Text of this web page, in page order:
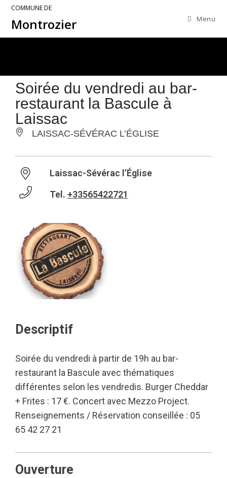
COMMUNE DE
Montrozier Menu
Soirée du vendredi au bar-
restaurant la Bascule à
Laissac
LAISSAC-SÉVÉRAC L’ÉGLISE
Laissac-Sévérac l’Église
Tel. +33565422721
Descriptif
Soirée du vendredi à partir de 19h au bar-
restaurant la Bascule avec thématiques
différentes selon les vendredis. Burger Cheddar
+ Frites : 17 €. Concert avec Mezzo Project.
Renseignements / Réservation conseillée : 05
65 42 27 21
Ouverture